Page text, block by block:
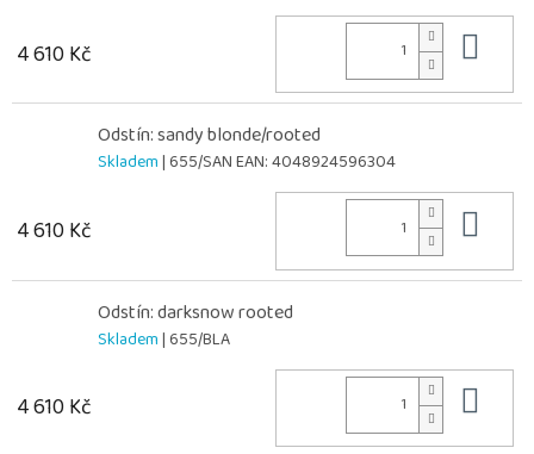
4 610 Kč
Odstín: sandy blonde/rooted
Skladem| 655/SANEAN:4048924596304
4 610 Kč
Odstín: darksnow rooted
Skladem| 655/BLA
4 610 Kč